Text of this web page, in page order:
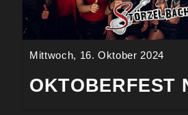
Mittwoch, 16. Oktober 2024
OKTOBERFEST